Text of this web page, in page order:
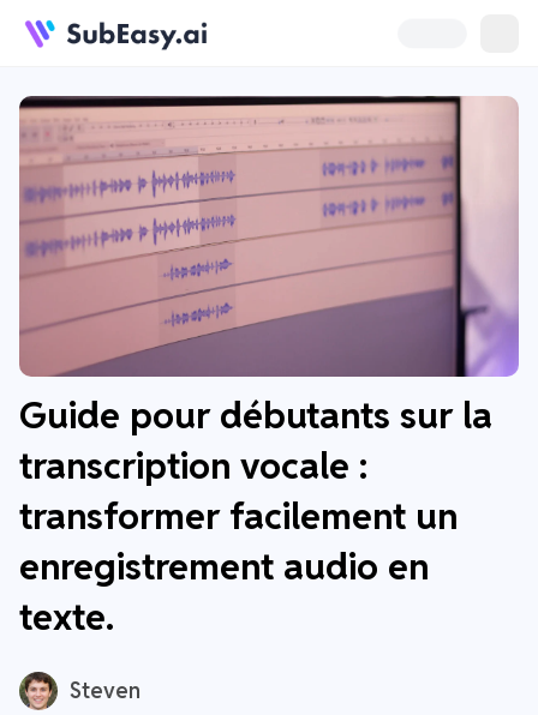
Guide pour débutants sur la
transcription vocale :
transformer facilement un
enregistrement audio en
texte.
Steven